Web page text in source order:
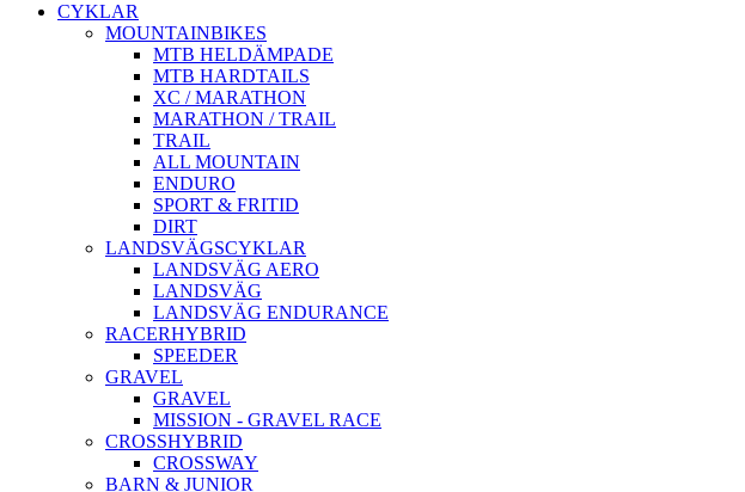
CYKLAR
MOUNTAINBIKES
MTB HELDÄMPADE
MTB HARDTAILS
XC / MARATHON
MARATHON / TRAIL
TRAIL
ALL MOUNTAIN
ENDURO
SPORT & FRITID
DIRT
LANDSVÄGSCYKLAR
LANDSVÄG AERO
LANDSVÄG
LANDSVÄG ENDURANCE
RACERHYBRID
SPEEDER
GRAVEL
GRAVEL
MISSION - GRAVEL RACE
CROSSHYBRID
CROSSWAY
BARN & JUNIOR